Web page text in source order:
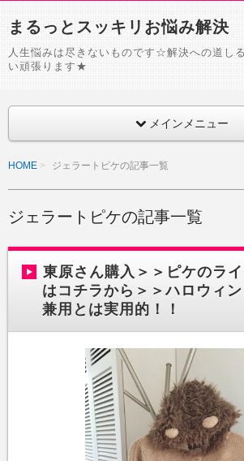
まるっとスッキリお悩み解決
人生悩みは尽きないものです☆解決への道し
い頑張ります★
メインメニュー
HOME ジェラートピケの記事一覧
ジェラートピケの記事一覧
東原さん購入＞＞ピケのラ
はコチラから＞＞ハロウィ
兼用とは実用的！！